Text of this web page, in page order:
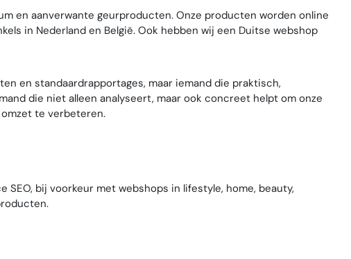
en aanverwante geurproducten. Onze producten worden online
in Nederland en België. Ook hebben wij een Duitse webshop
en standaardrapportages, maar iemand die praktisch,
die niet alleen analyseert, maar ook concreet helpt om onze
te verbeteren.
bij voorkeur met webshops in lifestyle, home, beauty,